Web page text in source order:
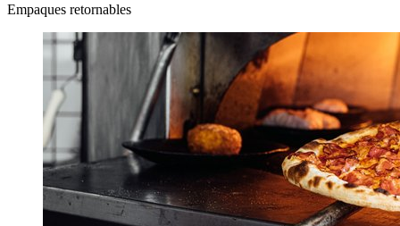
Empaques retornables